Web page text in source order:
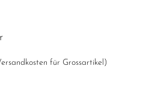
für Grossartikel )